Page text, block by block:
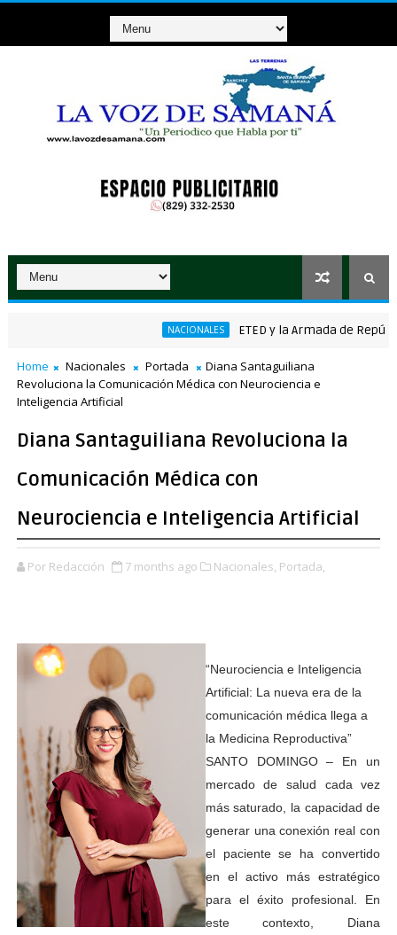
NACIONALES ETED y la Armada de República
Home Nacionales Portada
Diana Santaguiliana
Revoluciona la Comunicación Médica con Neurociencia e
Inteligencia Artificial
Diana Santaguiliana Revoluciona la
Comunicación Médica con
Neurociencia e Inteligencia Artificial
Por Redacción 7 months ago Nacionales, Portada,
“Neurociencia e Inteligencia
Artificial: La nueva era de la
comunicación médica llega a
la Medicina Reproductiva”
SANTO DOMINGO – En un
mercado de salud cada vez
más saturado, la capacidad de
generar una conexión real con
el paciente se ha convertido
en el activo más estratégico
para el éxito profesional. En
este contexto, Diana